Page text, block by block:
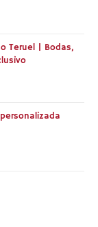
Teruel | Bodas,